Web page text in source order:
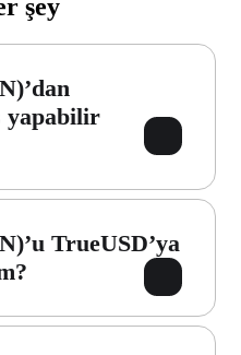
şey
yapabilir
TrueUSD’ya